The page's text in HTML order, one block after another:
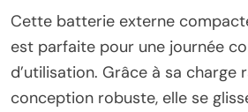
Cette batterie externe
est parfaite pour une journée
d’utilisation. Grâce à sa charge
conception robuste, elle se